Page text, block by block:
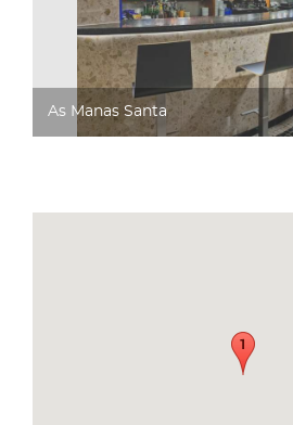
As Manas Santa